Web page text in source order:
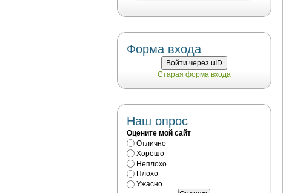
Форма входа
Войти через uID
Старая форма входа
Наш опрос
Оцените мой сайт
Отлично
Хорошо
Неплохо
Плохо
Ужасно